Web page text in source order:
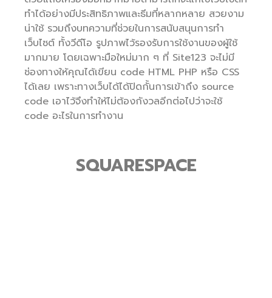
ทำได้อย่างมีประสิทธิภาพและธีมที่หลากหลาย สวยงาม
น่าใช้ รวมถึงบทความที่ช่วยในการสนับสนุนการทำ
เว็บไซต์ ทั้งวีดีโอ รูปภาพไว้รองรับการใช้งานของผู้ใช้
มากมาย โดยเฉพาะมือใหม่มาก ๆ ที่ Site123 จะไม่มี
ช่องทางให้คุณได้เขียน code HTML PHP หรือ CSS
ได้เลย เพราะทางเว็บได้ได้ปิดกั้นการเข้าถึง source
code เอาไว้จึงทำให้ไม่ต้องกังวลอีกต่อไปว่าจะใช้
code อะไรในการทำงาน
SQUARESPACE